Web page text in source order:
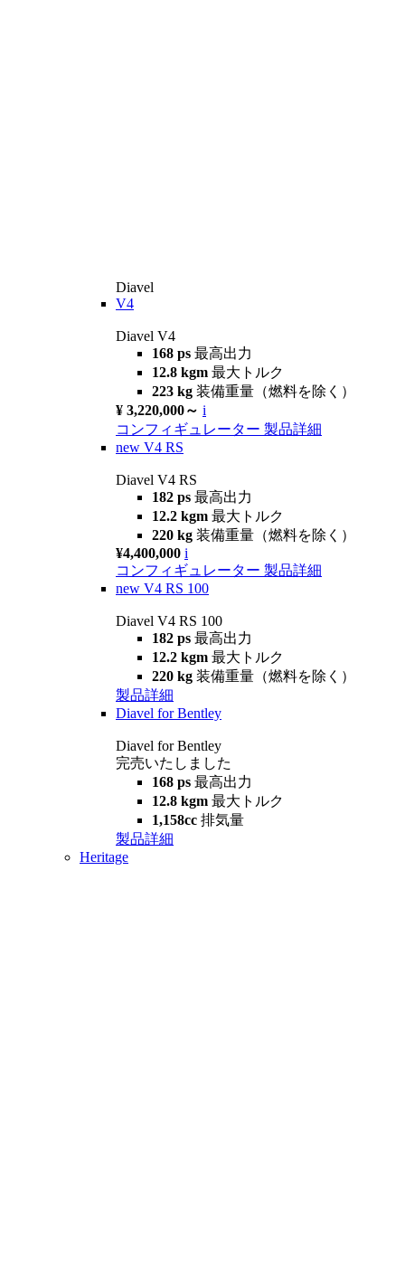
Diavel
V4
Diavel V4
168 ps 最高出力
12.8 kgm 最大トルク
223 kg 装備重量（燃料を除く）
¥ 3,220,000～ i
コンフィギュレーター 製品詳細
new V4 RS
Diavel V4 RS
182 ps 最高出力
12.2 kgm 最大トルク
220 kg 装備重量（燃料を除く）
¥4,400,000 i
コンフィギュレーター 製品詳細
new V4 RS 100
Diavel V4 RS 100
182 ps 最高出力
12.2 kgm 最大トルク
220 kg 装備重量（燃料を除く）
製品詳細
Diavel for Bentley
Diavel for Bentley
完売いたしました
168 ps 最高出力
12.8 kgm 最大トルク
1,158cc 排気量
製品詳細
Heritage